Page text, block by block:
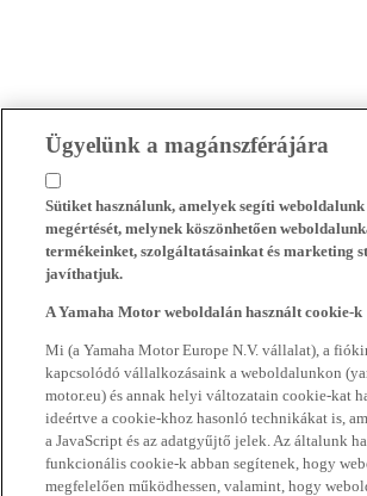
Ügyelünk a magánszférájára
Sütiket használunk, amelyek segíti
megértését, melynek köszönhetően
termékeinket, szolgáltatásainkat és marketing
javíthatjuk.
A Yamaha Motor weboldalán használt cookie-k
Mi (a Yamaha Motor Europe N.V. vállalat), a
kapcsolódó vállalkozásaink a weboldalunkon
motor.eu) és annak helyi változatain cookie-kat
ideértve a cookie-khoz hasonló technikákat is,
a JavaScript és az adatgyűjtő jelek. Az általunk
funkcionális cookie-k abban segítenek, hogy
megfelelően működhessen, valamint, hogy